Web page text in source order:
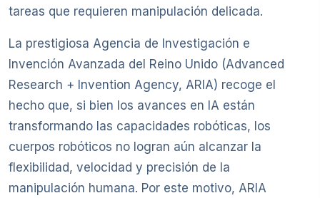
tareas que requieren manipulación delicada.
La prestigiosa Agencia de Investigación e
Invención Avanzada del Reino Unido (Advanced
Research + Invention Agency, ARIA) recoge el
hecho que, si bien los avances en IA están
transformando las capacidades robóticas, los
cuerpos robóticos no logran aún alcanzar la
flexibilidad, velocidad y precisión de la
manipulación humana. Por este motivo, ARIA